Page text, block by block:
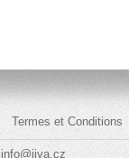
Termes et Conditions
info@jiva.cz